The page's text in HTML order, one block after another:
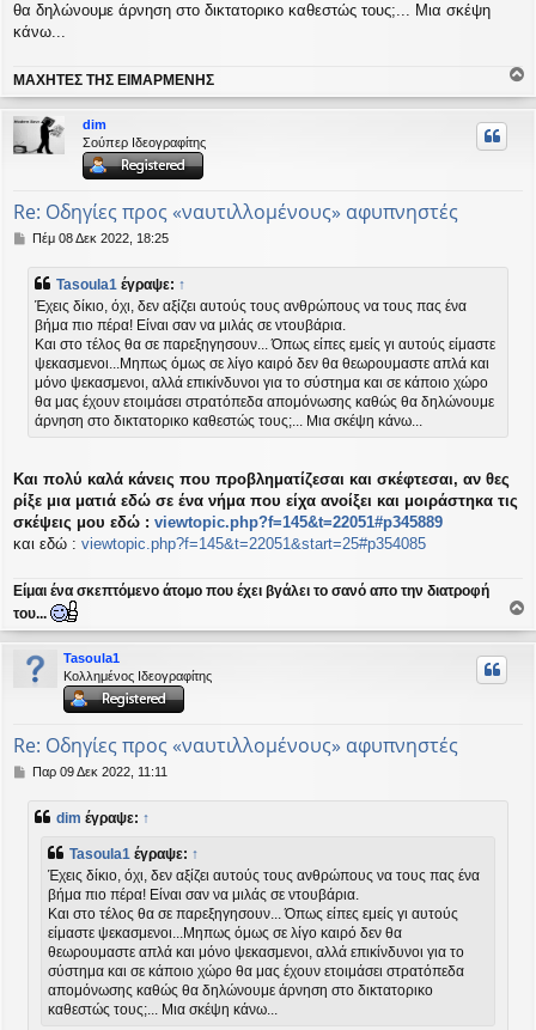
θα δηλώνουμε άρνηση στο δικτατορικο καθεστώς τους;... Μια σκέψη
κάνω...
ΜΑΧΗΤΕΣ ΤΗΣ ΕΙΜΑΡΜΕΝΗΣ
ο
ρ
dim
Σούπερ Ιδεογραφίτης
Re: Οδηγίες προς «ναυτιλλομένους» αφυπνηστές
Δ
μ
σ
Πέμ 08 Δεκ 2022, 18:25
Tasoula1 έγραψε: ↑
Έχεις δίκιο, όχι, δεν αξίζει αυτούς τους ανθρώπους να τους πας ένα
βήμα πιο πέρα! Είναι σαν να μιλάς σε ντουβάρια.
Και στο τέλος θα σε παρεξηγησουν... Όπως είπες εμείς γι αυτούς είμαστε
ψεκασμενοι...Μηπως όμως σε λίγο καιρό δεν θα θεωρουμαστε απλά και
μόνο ψεκασμενοι, αλλά επικίνδυνοι για το σύστημα και σε κάποιο χώρο
θα μας έχουν ετοιμάσει στρατόπεδα απομόνωσης καθώς θα δηλώνουμε
άρνηση στο δικτατορικο καθεστώς τους;... Μια σκέψη κάνω...
Και πολύ καλά κάνεις που προβληματίζεσαι και σκέφτεσαι, αν θες
ρίξε μια ματιά εδώ σε ένα νήμα που είχα ανοίξει και μοιράστηκα τις
σκέψεις μου εδώ : viewtopic.php?f=145&t=22051#p345889
και εδώ : viewtopic.php?f=145&t=22051&start=25#p354085
Είμαι ένα σκεπτόμενο άτομο που έχει βγάλει το σανό απο την διατροφή
του...
ο
ρ
Tasoula1
Κολλημένος Ιδεογραφίτης
Re: Οδηγίες προς «ναυτιλλομένους» αφυπνηστές
ΔΠαρ 09 Δεκ 2022, 11:11
dim έγραψε: ↑
Tasoula1 έγραψε: ↑
Έχεις δίκιο, όχι, δεν αξίζει αυτούς τους ανθρώπους να τους πας ένα
βήμα πιο πέρα! Είναι σαν να μιλάς σε ντουβάρια.
Και στο τέλος θα σε παρεξηγησουν... Όπως είπες εμείς γι αυτούς
είμαστε ψεκασμενοι...Μηπως όμως σε λίγο καιρό δεν θα
θεωρουμαστε απλά και μόνο ψεκασμενοι, αλλά επικίνδυνοι για το
σύστημα και σε κάποιο χώρο θα μας έχουν ετοιμάσει στρατόπεδα
απομόνωσης καθώς θα δηλώνουμε άρνηση στο δικτατορικο
καθεστώς τους;... Μια σκέψη κάνω...